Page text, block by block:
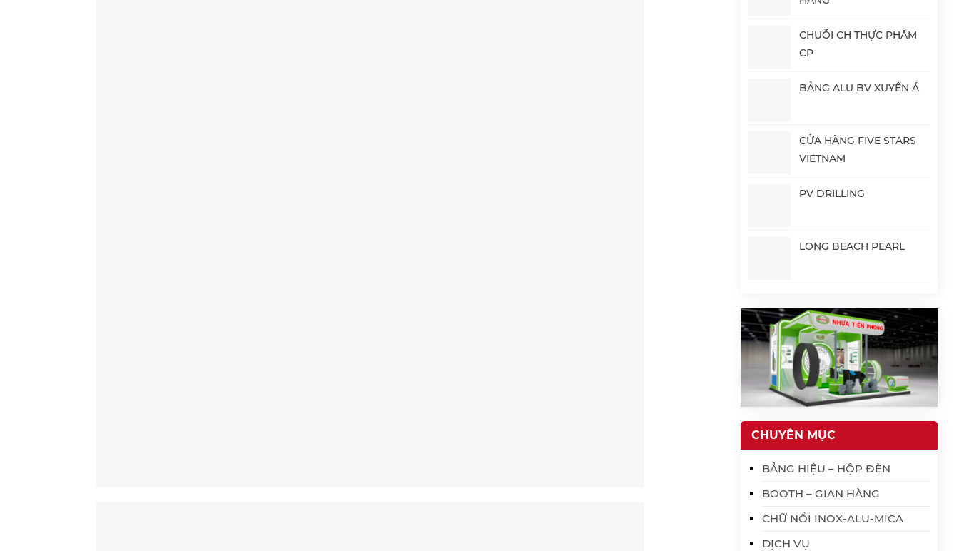
CHUỖI CH THỰC PHẨM
CP
BẢNG ALU BV XUYÊN Á
CỬA HÀNG FIVE STARS
VIETNAM
PV DRILLING
LONG BEACH PEARL
CHUYÊN MỤC
BẢNG HIỆU – HỘP ĐÈN
BOOTH – GIAN HÀNG
CHỮ NỔI INOX-ALU-MICA
DỊCH VỤ